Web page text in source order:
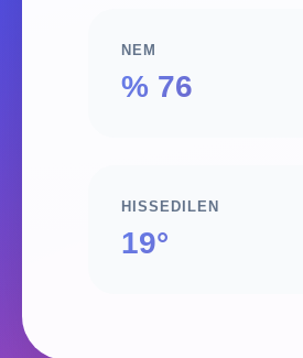
NEM
% 76
HISSEDILEN
19°